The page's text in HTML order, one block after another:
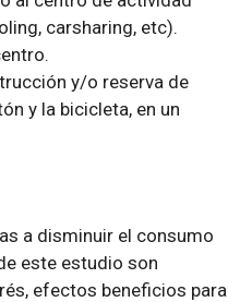
carsharing, etc).
y/o reserva de
y la bicicleta, en un
a disminuir el consumo
este estudio son
efectos beneficios para